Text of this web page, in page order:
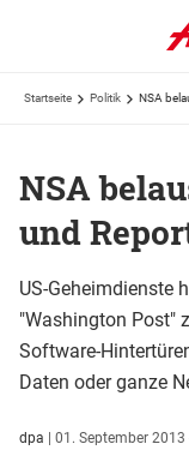
Startseite Politik NSA
NSA
und
US-Geheimdienste
"Washington Post"
Software-
Daten oder ganze
dpa | 01. September 2013